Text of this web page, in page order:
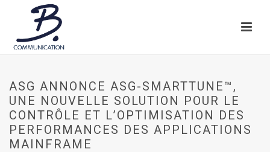
ASG ANNONCE ASG-SMARTTUNE™,
UNE NOUVELLE SOLUTION POUR LE
CONTRÔLE ET L’OPTIMISATION DES
PERFORMANCES DES APPLICATIONS
MAINFRAME